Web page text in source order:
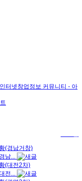
터넷창업정보 커뮤니티 - 아
남...
전...